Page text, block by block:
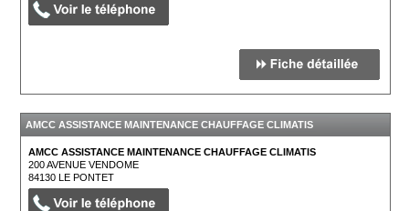
AMCC ASSISTANCE MAINTENANCE CHAUFFAGE CLIMATIS
AMCC ASSISTANCE MAINTENANCE CHAUFFAGE CLIMATIS
200 AVENUE VENDOME
84130LE PONTET